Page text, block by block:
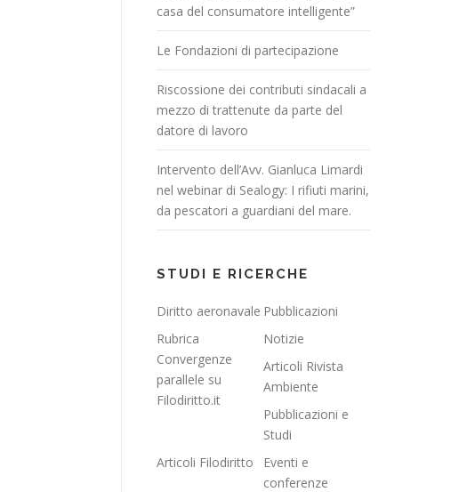
casa del consumatore intelligente”
Le Fondazioni di partecipazione
Riscossione dei contributi sindacali a
mezzo di trattenute da parte del
datore di lavoro
Intervento dell’Avv. Gianluca Limardi
nel webinar di Sealogy: I rifiuti marini,
da pescatori a guardiani del mare.
STUDI E RICERCHE
Diritto aeronavale Pubblicazioni
Rubrica
Convergenze
parallele su
Filodiritto.it
Notizie
Articoli Rivista
Ambiente
Pubblicazioni e
Studi
Articoli Filodiritto
Eventi e
conferenze